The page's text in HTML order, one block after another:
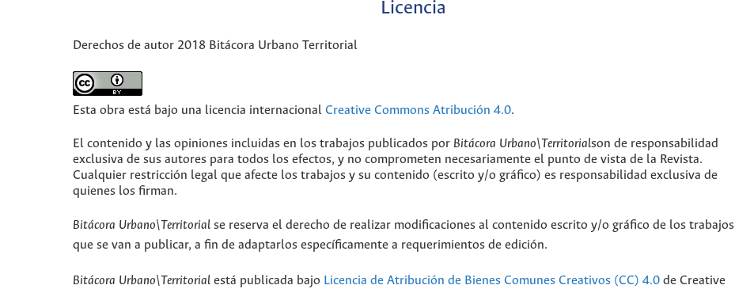
Licencia
Derechos de autor 2018 Bitácora Urbano Territorial
Esta obra está bajo una licencia internacional Creative Commons Atribución 4.0.
El contenido y las opiniones incluidas en los trabajos publicados por Bitácora Urbano\Territorialson de responsabilidad
exclusiva de sus autores para todos los efectos, y no comprometen necesariamente el punto de vista de la Revista.
Cualquier restricción legal que afecte los trabajos y su contenido (escrito y/o gráfico) es responsabilidad exclusiva de
quienes los firman.
Bitácora Urbano\Territorial se reserva el derecho de realizar modificaciones al contenido escrito y/o gráfico de los trabajos
que se van a publicar, a fin de adaptarlos específicamente a requerimientos de edición.
Bitácora Urbano\Territorial está publicada bajo Licencia de Atribución de Bienes Comunes Creativos (CC) 4.0 de Creative